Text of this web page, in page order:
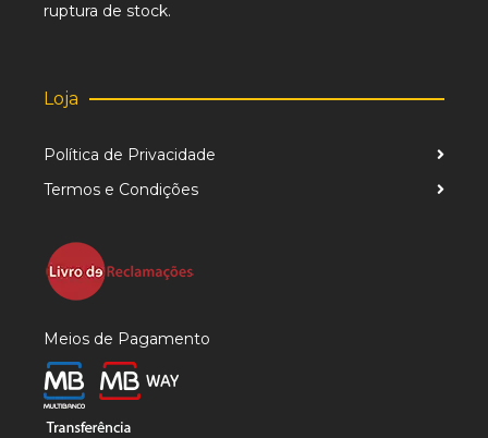
ruptura de stock.
Loja
Política de Privacidade
Termos e Condições
Meios de Pagamento